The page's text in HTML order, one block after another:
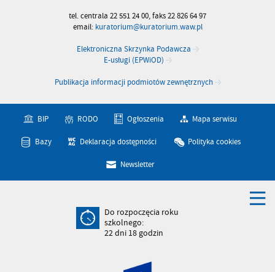
tel. centrala 22 551 24 00, faks 22 826 64 97
email: kuratorium@kuratorium.waw.pl
Elektroniczna Skrzynka Podawcza
E-usługi (EPWiOD)
Publikacja informacji podmiotów zewnętrznych
BIP RODO Ogłoszenia Mapa serwisu
Bazy Deklaracja dostępności Polityka cookies
Newsletter
Do rozpoczęcia roku
szkolnego:
22dni 18godzin